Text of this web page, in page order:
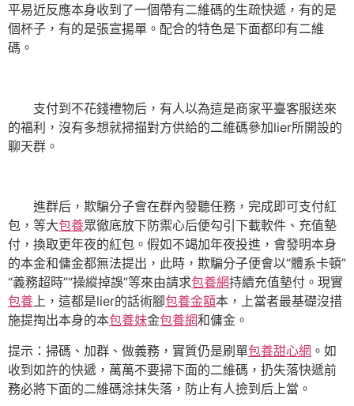
平易近反應本身收到了一個帶有二維碼的生疏快遞，有的是
個杯子，有的是張宣揚單。配合的特色是下面都印有二維
碼。
支付到不花錢禮物后，有人以為這是商家平臺客服送來
的福利，沒有多想就掃描對方供給的二維碼參加lier所開設的
聊天群。
進群后，欺騙分子會在群內發聽任務，完成即可支付紅
包，等大包養眾徹底放下防禦心后便勾引下載軟件、充值墊
付，換取更年夜的紅包。假如不竭加年夜投進，會發明本身
的本金和傭金都無法提出，此時，欺騙分子便會以“體系卡頓”
“義務超時”“操縱掉誤”等來由請求包養網持續充值墊付。現實
包養上，這都是lier的話術腳包養金額本，上當者最基礎沒措
施提掏出本身的本包養妹金包養網和傭金。
提示：掃碼、加群、做義務，實質仍是刷單包養甜心網 。如
收到如許的快遞，萬萬不要掃下面的二維碼，扔失落快遞前
務必將下面的二維碼涂抹失落，防止有人撿到后上當。